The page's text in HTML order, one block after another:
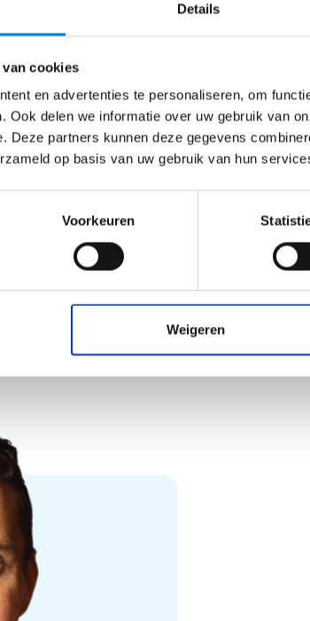
Details
cookies
en advertenties te personaliseren, om
Ook delen we informatie over uw gebruik van
Deze partners kunnen deze gegevens
op basis van uw gebruik van hun
Voorkeuren
Weigeren
omgeving. Dat betekent dat je zorg
die er werken, je beperkt overlast tot
Service Utiliteit in Rotterdam. Hier werk
en werktuigbouw. De samenwerking van je
de juiste plek willen inzetten. Zo leer je al
professioneel. We hebben veel contact en
herken je op de werkvloer de oorsprong
met passie installeert. Dankzij jouw
gedachten had?